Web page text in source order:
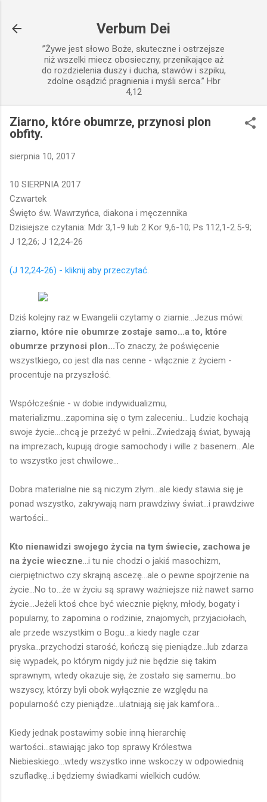
Verbum Dei
”Żywe jest słowo Boże, skuteczne i ostrzejsze
niż wszelki miecz obosieczny, przenikające aż
do rozdzielenia duszy i ducha, stawów i szpiku,
zdolne osądzić pragnienia i myśli serca.” Hbr
4,12
Ziarno, które obumrze, przynosi plon
obfity.
sierpnia 10, 2017
10 SIERPNIA 2017
Czwartek
Święto św. Wawrzyńca, diakona i męczennika
Dzisiejsze czytania: Mdr 3,1-9 lub 2 Kor 9,6-10; Ps 112,1-2.5-9;
J 12,26; J 12,24-26
(J 12,24-26) - kliknij aby przeczytać.
Dziś kolejny raz w Ewangelii czytamy o ziarnie...Jezus mówi:
ziarno, które nie obumrze zostaje samo...a to, które
obumrze przynosi plon...To znaczy, że poświęcenie
wszystkiego, co jest dla nas cenne - włącznie z życiem -
procentuje na przyszłość.
Współcześnie - w dobie indywidualizmu,
materializmu...zapomina się o tym zaleceniu... Ludzie kochają
swoje życie...chcą je przeżyć w pełni...Zwiedzają świat, bywają
na imprezach, kupują drogie samochody i wille z basenem...Ale
to wszystko jest chwilowe...
Dobra materialne nie są niczym złym...ale kiedy stawia się je
ponad wszystko, zakrywają nam prawdziwy świat...i prawdziwe
wartości...
Kto nienawidzi swojego życia na tym świecie, zachowa je
na życie wieczne ...i tu nie chodzi o jakiś masochizm,
cierpiętnictwo czy skrajną ascezę...ale o pewne spojrzenie na
życie...No to...że w życiu są sprawy ważniejsze niż nawet samo
życie...Jeżeli ktoś chce być wiecznie piękny, młody, bogaty i
popularny, to zapomina o rodzinie, znajomych, przyjaciołach,
ale przede wszystkim o Bogu...a kiedy nagle czar
pryska...przychodzi starość, kończą się pieniądze...lub zdarza
się wypadek, po którym nigdy już nie będzie się takim
sprawnym, wtedy okazuje się, że zostało się samemu...bo
wszyscy, którzy byli obok wyłącznie ze względu na
popularność czy pieniądze...ulatniają się jak kamfora...
Kiedy jednak postawimy sobie inną hierarchię
wartości...stawiając jako top sprawy Królestwa
Niebieskiego...wtedy wszystko inne wskoczy w odpowiednią
szufladkę...i będziemy świadkami wielkich cudów.